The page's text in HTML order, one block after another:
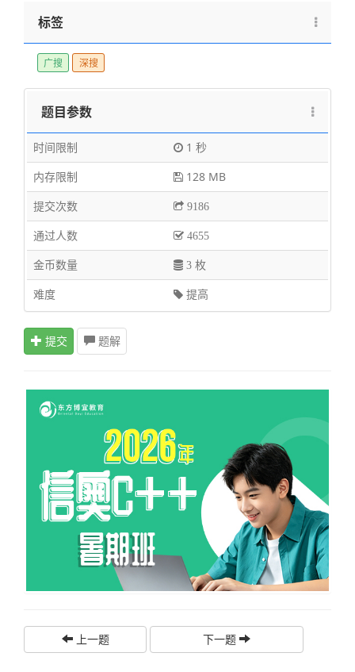
标签
广搜 深搜
题目参数
时间限制
1 秒
内存限制
128 MB
提交次数
9186
通过人数 4655
金币数量 3 枚
难度 提高
提交 题解
上一题 下一题